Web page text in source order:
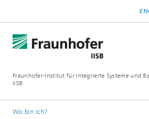
Fraunhofer-Institut für Integrierte Systeme und
IISB
Wo bin ich?